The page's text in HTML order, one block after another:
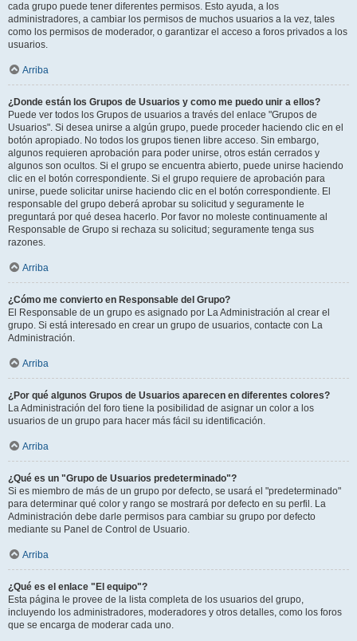
cada grupo puede tener diferentes permisos. Esto ayuda, a los
administradores, a cambiar los permisos de muchos usuarios a la vez, tales
como los permisos de moderador, o garantizar el acceso a foros privados a los
usuarios.
Arriba
¿Donde están los Grupos de Usuarios y como me puedo unir a ellos?
Puede ver todos los Grupos de usuarios a través del enlace "Grupos de
Usuarios". Si desea unirse a algún grupo, puede proceder haciendo clic en el
botón apropiado. No todos los grupos tienen libre acceso. Sin embargo,
algunos requieren aprobación para poder unirse, otros están cerrados y
algunos son ocultos. Si el grupo se encuentra abierto, puede unirse haciendo
clic en el botón correspondiente. Si el grupo requiere de aprobación para
unirse, puede solicitar unirse haciendo clic en el botón correspondiente. El
responsable del grupo deberá aprobar su solicitud y seguramente le
preguntará por qué desea hacerlo. Por favor no moleste continuamente al
Responsable de Grupo si rechaza su solicitud; seguramente tenga sus
razones.
Arriba
¿Cómo me convierto en Responsable del Grupo?
El Responsable de un grupo es asignado por La Administración al crear el
grupo. Si está interesado en crear un grupo de usuarios, contacte con La
Administración.
Arriba
¿Por qué algunos Grupos de Usuarios aparecen en diferentes colores?
La Administración del foro tiene la posibilidad de asignar un color a los
usuarios de un grupo para hacer más fácil su identificación.
Arriba
¿Qué es un "Grupo de Usuarios predeterminado"?
Si es miembro de más de un grupo por defecto, se usará el "predeterminado"
para determinar qué color y rango se mostrará por defecto en su perfil. La
Administración debe darle permisos para cambiar su grupo por defecto
mediante su Panel de Control de Usuario.
Arriba
¿Qué es el enlace "El equipo"?
Esta página le provee de la lista completa de los usuarios del grupo,
incluyendo los administradores, moderadores y otros detalles, como los foros
que se encarga de moderar cada uno.